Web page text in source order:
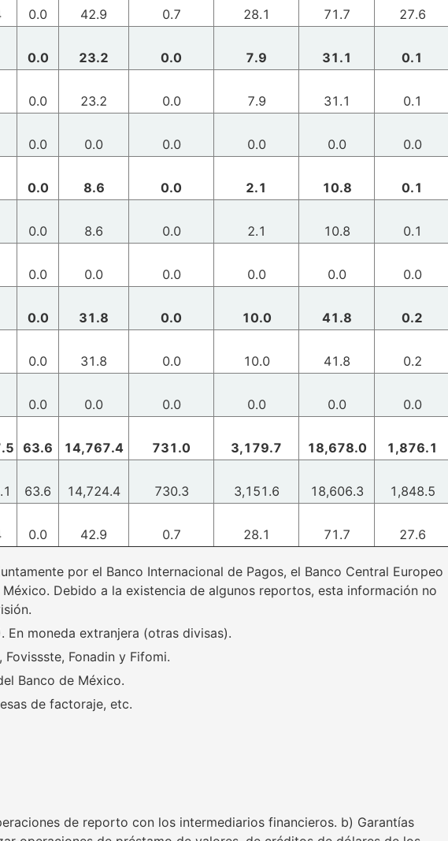
0.0 42.9 0.7 28.1 71.7 27.6
0.0 23.2 0.0 7.9 31.1
0.1
0.0 23.2 0.0 7.9 31.1
0.1
0.0 0.0 0.0 0.0 0.0 0.0
0.0 8.6 0.0 2.1 10.8
0.1
0.0 8.6 0.0 2.1 10.8
0.1
0.0 0.0 0.0 0.0 0.0 0.0
0.0 31.8 0.0 10.0 41.8
0.2
0.0 31.8 0.0 10.0 41.8
0.2
0.0 0.0 0.0 0.0 0.0 0.0
63.6 14,767.4 731.0 3,179.7 18,678.0
1,876.1
63.6 14,724.4 730.3 3,151.6 18,606.3
1,848.5
0.0 42.9 0.7 28.1 71.7 27.6
por el Banco Internacional de Pagos, el Banco Central Europeo
Debido a la existencia de algunos reportos, esta información no
moneda extranjera (otras divisas).
Fonadin y Fifomi.
Banco de México.
de factoraje, etc.
de reporto con los intermediarios financieros. b) Garantías